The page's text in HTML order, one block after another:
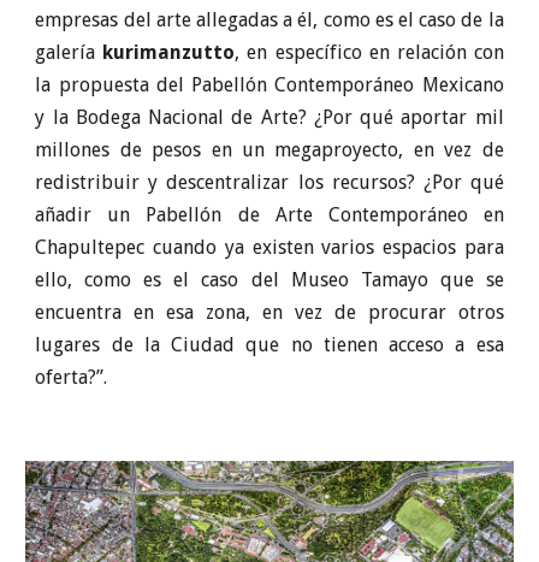
empresas del arte allegadas a él, como es el caso de la
galería kurimanzutto, en específico en relación con
la propuesta del Pabellón Contemporáneo Mexicano
y la Bodega Nacional de Arte? ¿Por qué aportar mil
millones de pesos en un megaproyecto, en vez de
redistribuir y descentralizar los recursos? ¿Por qué
añadir un Pabellón de Arte Contemporáneo en
Chapultepec cuando ya existen varios espacios para
ello, como es el caso del Museo Tamayo que se
encuentra en esa zona, en vez de procurar otros
lugares de la Ciudad que no tienen acceso a esa
oferta?”.